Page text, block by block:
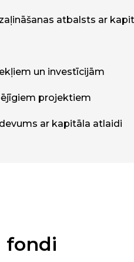
atbalsts ar
un investīcijām
projektiem
ar kapitāla atlaidi
fondi